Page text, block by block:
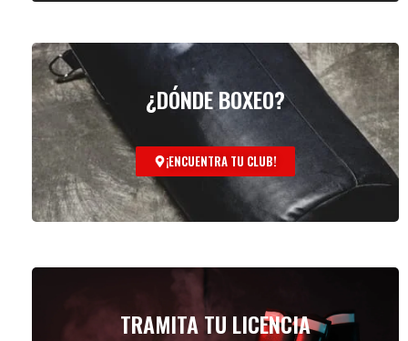
¿DÓNDE BOXEO?
¡ENCUENTRA TU CLUB!
TRAMITA TU LICENCIA